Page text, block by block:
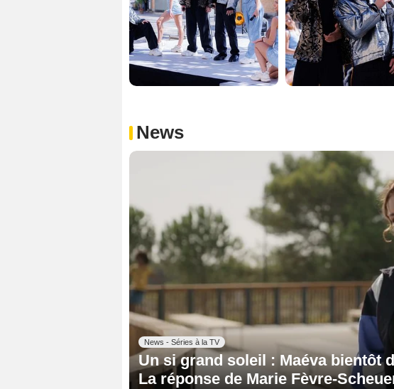
News
News - Séries à la TV
Un si grand soleil : Maéva bientôt
La réponse de Marie Fèvre-